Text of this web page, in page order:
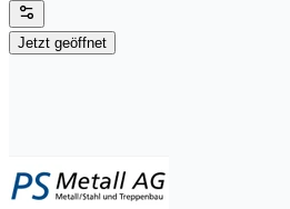
Jetzt geöffnet